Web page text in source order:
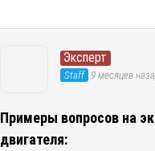
Эксперт
Staff 9 месяцев
Примеры вопросов на
двигателя: